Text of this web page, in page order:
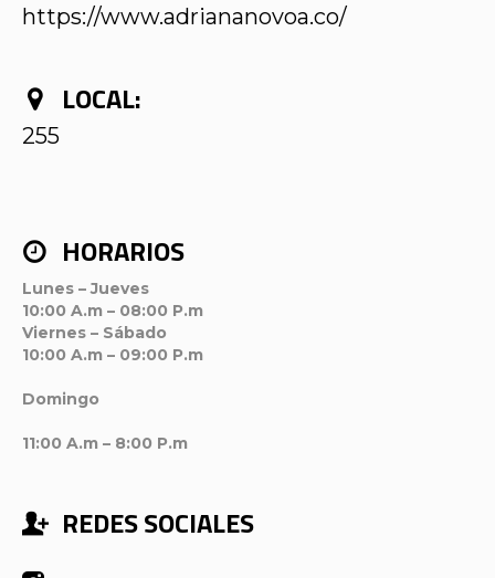
https://www.adriananovoa.co/
LOCAL:
255
HORARIOS
Lunes – Jueves
10:00 A.m – 08:00 P.m
Viernes – Sábado
10:00 A.m – 09:00 P.m
Domingo
11:00 A.m – 8:00 P.m
REDES SOCIALES